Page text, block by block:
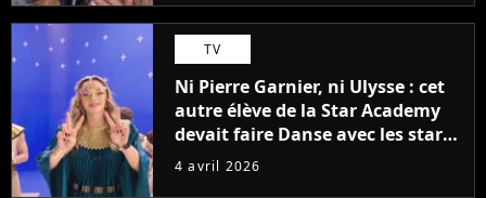
TV
Ni Pierre Garnier, ni Ulysse : cet
autre élève de la Star Academy
devait faire Danse avec les stars
2026
4 avril 2026